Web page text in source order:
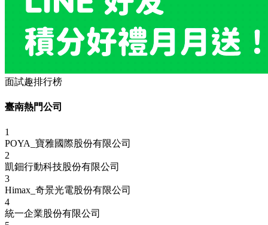
面試趣排行榜
臺南熱門公司
1
POYA_寶雅國際股份有限公司
2
凱鈿行動科技股份有限公司
3
Himax_奇景光電股份有限公司
4
統一企業股份有限公司